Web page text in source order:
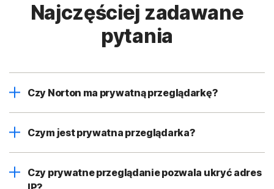
Najczęściej zadawane
pytania
Czy Norton ma prywatną przeglądarkę?
Czym jest prywatna przeglądarka?
Czy prywatne przeglądanie pozwala ukryć adres